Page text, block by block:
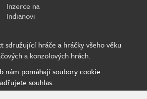
Inzerce na
Indianovi
sdružující hráče a hráčky všeho věku
a konzolových hrách.
nám pomáhají soubory cookie.
souhlas.